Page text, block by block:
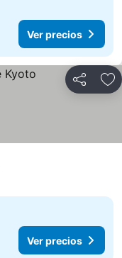
Ver precios
Compartir
Ver precios